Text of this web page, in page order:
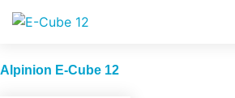
Alpinion E-Cube 12